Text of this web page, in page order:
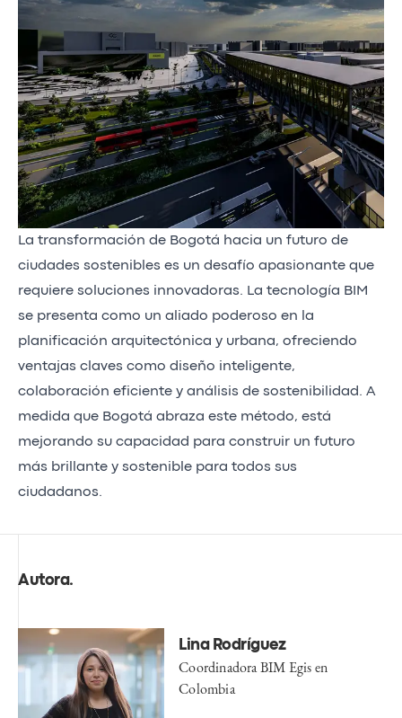
La transformación de Bogotá hacia un futuro de
ciudades sostenibles es un desafío apasionante que
requiere soluciones innovadoras. La tecnología BIM
se presenta como un aliado poderoso en la
planificación arquitectónica y urbana, ofreciendo
ventajas claves como diseño inteligente,
colaboración eficiente y análisis de sostenibilidad. A
medida que Bogotá abraza este método, está
mejorando su capacidad para construir un futuro
más brillante y sostenible para todos sus
ciudadanos.
Autora .
Lina Rodríguez
Coordinadora BIM Egis en
Colombia